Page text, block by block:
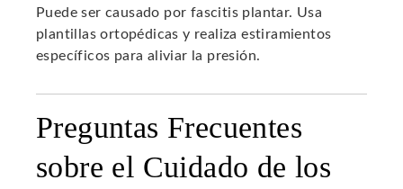
Puede ser causado por fascitis plantar. Usa
plantillas ortopédicas y realiza estiramientos
específicos para aliviar la presión.
Preguntas Frecuentes
sobre el Cuidado de los